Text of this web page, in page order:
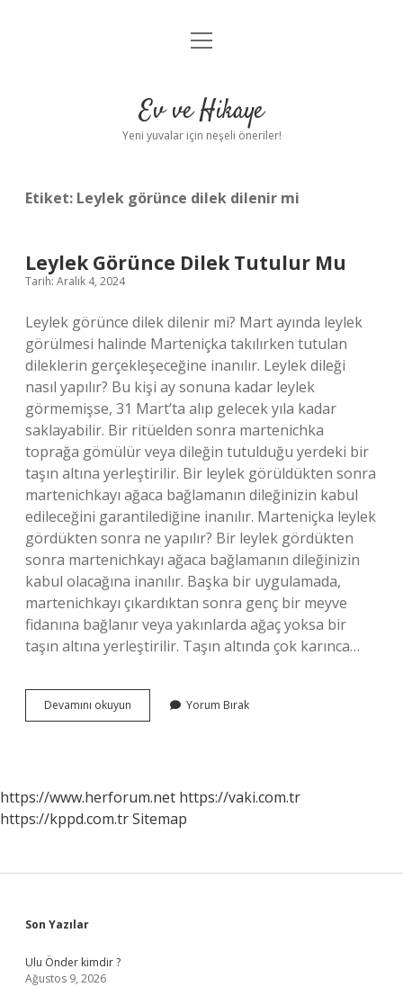
Anasayfa
Yasal Uyarı
menüyü
Ev ve Hikaye
Yeni yuvalar için neşeli öneriler!
Etiket: Leylek görünce dilek dilenir mi
Leylek Görünce Dilek Tutulur Mu
Tarih: Aralık 4, 2024
Leylek görünce dilek dilenir mi? Mart ayında leylek
görülmesi halinde Marteniçka takılırken tutulan
dileklerin gerçekleşeceğine inanılır. Leylek dileği
nasıl yapılır? Bu kişi ay sonuna kadar leylek
görmemişse, 31 Mart’ta alıp gelecek yıla kadar
saklayabilir. Bir ritüelden sonra martenichka
toprağa gömülür veya dileğin tutulduğu yerdeki bir
taşın altına yerleştirilir. Bir leylek görüldükten sonra
martenichkayı ağaca bağlamanın dileğinizin kabul
edileceğini garantilediğine inanılır. Marteniçka leylek
gördükten sonra ne yapılır? Bir leylek gördükten
sonra martenichkayı ağaca bağlamanın dileğinizin
kabul olacağına inanılır. Başka bir uygulamada,
martenichkayı çıkardıktan sonra genç bir meyve
fidanına bağlanır veya yakınlarda ağaç yoksa bir
taşın altına yerleştirilir. Taşın altında çok karınca…
Devamını okuyun
Görünce
Yorum Bırak
https://www.herforum.net https://vaki.com.tr
https://kppd.com.trSitemap
Sidebar
Son Yazılar
Ulu Önder kimdir ?
Ağustos 9, 2026